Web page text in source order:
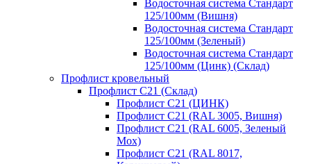
Водосточная система Стандарт
125/100мм (Вишня)
Водосточная система Стандарт
125/100мм (Зеленый)
Водосточная система Стандарт
125/100мм (Цинк) (Склад)
Профлист кровельный
Профлист С21 (Склад)
Профлист С21 (ЦИНК)
Профлист С21 (RAL 3005, Вишня)
Профлист С21 (RAL 6005, Зеленый
Мох)
Профлист С21 (RAL 8017,